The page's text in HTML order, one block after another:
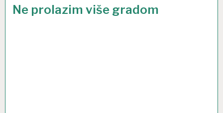
Ne prolazim više gradom